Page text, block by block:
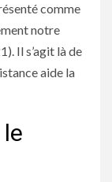
comme
notre
Il s’agit là de
aide la